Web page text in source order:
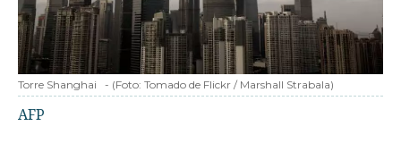
Torre Shanghai - (Foto: Tomado de Flickr / Marshall Strabala)
AFP